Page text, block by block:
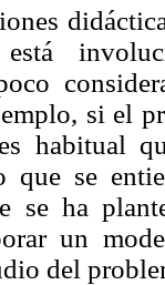
está
si el
habitual
que se
se ha
un
del